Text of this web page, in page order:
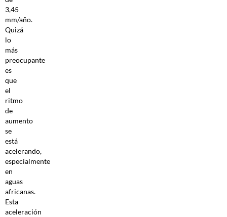
3,45
mm/año.
Quizá
lo
más
preocupante
es
que
el
ritmo
de
aumento
se
está
acelerando,
especialmente
en
aguas
africanas.
Esta
aceleración